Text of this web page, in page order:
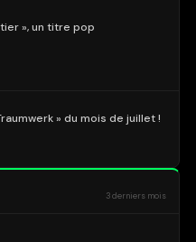
», un titre pop
» du mois de juillet !
3 derniers mois